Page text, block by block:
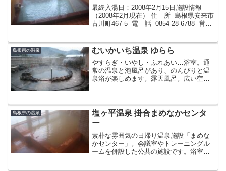
最終入湯日：2008年2月15日施設情報
（2008年2月現在） 住 所 島根県安来市
古川町467-5 電 話 0854-28-6788 営業
島根県の温泉 むいかいち温泉 ゆらら
やすらぎ・いやし・ふれあい…浴室。通
常の温泉と泡風呂があり、のんびりと温
泉浴が楽しめます。露天風呂。広い空と
レットより最終入湯日：2008年2月9
日 入浴施設・温泉プ...
島根県の温泉
塩ヶ平温泉 掛合まめなかセンタ
ー
素朴な雰囲気の日帰り温泉施設「まめな
かセンター」。会議室やトレーニングル
ームを併設した公共の施設です。浴室も